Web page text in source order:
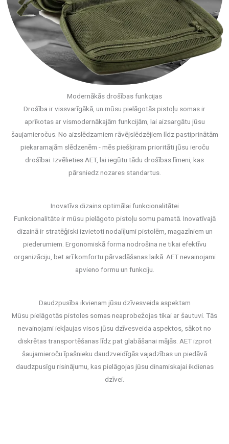
Modernākās drošības funkcijas
Drošība ir vissvarīgākā, un mūsu pielāgotās pistoļu somas ir
aprīkotas ar vismodernākajām funkcijām, lai aizsargātu jūsu
šaujamieročus. No aizslēdzamiem rāvējslēdzējiem līdz pastiprinātām
piekaramajām slēdzenēm - mēs piešķiram prioritāti jūsu ieroču
drošībai. Izvēlieties AET, lai iegūtu tādu drošības līmeni, kas
pārsniedz nozares standartus.
Inovatīvs dizains optimālai funkcionalitātei
Funkcionalitāte ir mūsu pielāgoto pistoļu somu pamatā. Inovatīvajā
dizainā ir stratēģiski izvietoti nodalījumi pistolēm, magazīniem un
piederumiem. Ergonomiskā forma nodrošina ne tikai efektīvu
organizāciju, bet arī komfortu pārvadāšanas laikā. AET nevainojami
apvieno formu un funkciju.
Daudzpusība ikvienam jūsu dzīvesveida aspektam
Mūsu pielāgotās pistoles somas neaprobežojas tikai ar šautuvi. Tās
nevainojami iekļaujas visos jūsu dzīvesveida aspektos, sākot no
diskrētas transportēšanas līdz pat glabāšanai mājās. AET izprot
šaujamieroču īpašnieku daudzveidīgās vajadzības un piedāvā
daudzpusīgu risinājumu, kas pielāgojas jūsu dinamiskajai ikdienas
dzīvei.